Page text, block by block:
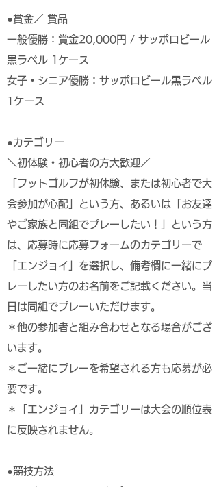
●賞金／ 賞品
一般優勝：賞金20,000円 / サッポロビール
黒ラベル 1ケース
女子・シニア優勝：サッポロビール黒ラベル
1ケース
●カテゴリー
＼初体験・初心者の方大歓迎／
「フットゴルフが初体験、または初心者で大
会参加が心配」という方、あるいは「お友達
やご家族と同組でプレーしたい！」という方
は、応募時に応募フォームのカテゴリーで
「エンジョイ」を選択し、備考欄に一緒にプ
レーしたい方のお名前をご記載ください。当
日は同組でプレーいただけます。
＊他の参加者と組み合わせとなる場合がござ
います。
＊ご一緒にプレーを希望される方も応募が必
要です。
＊「エンジョイ」カテゴリーは大会の順位表
に反映されません。
●競技方法